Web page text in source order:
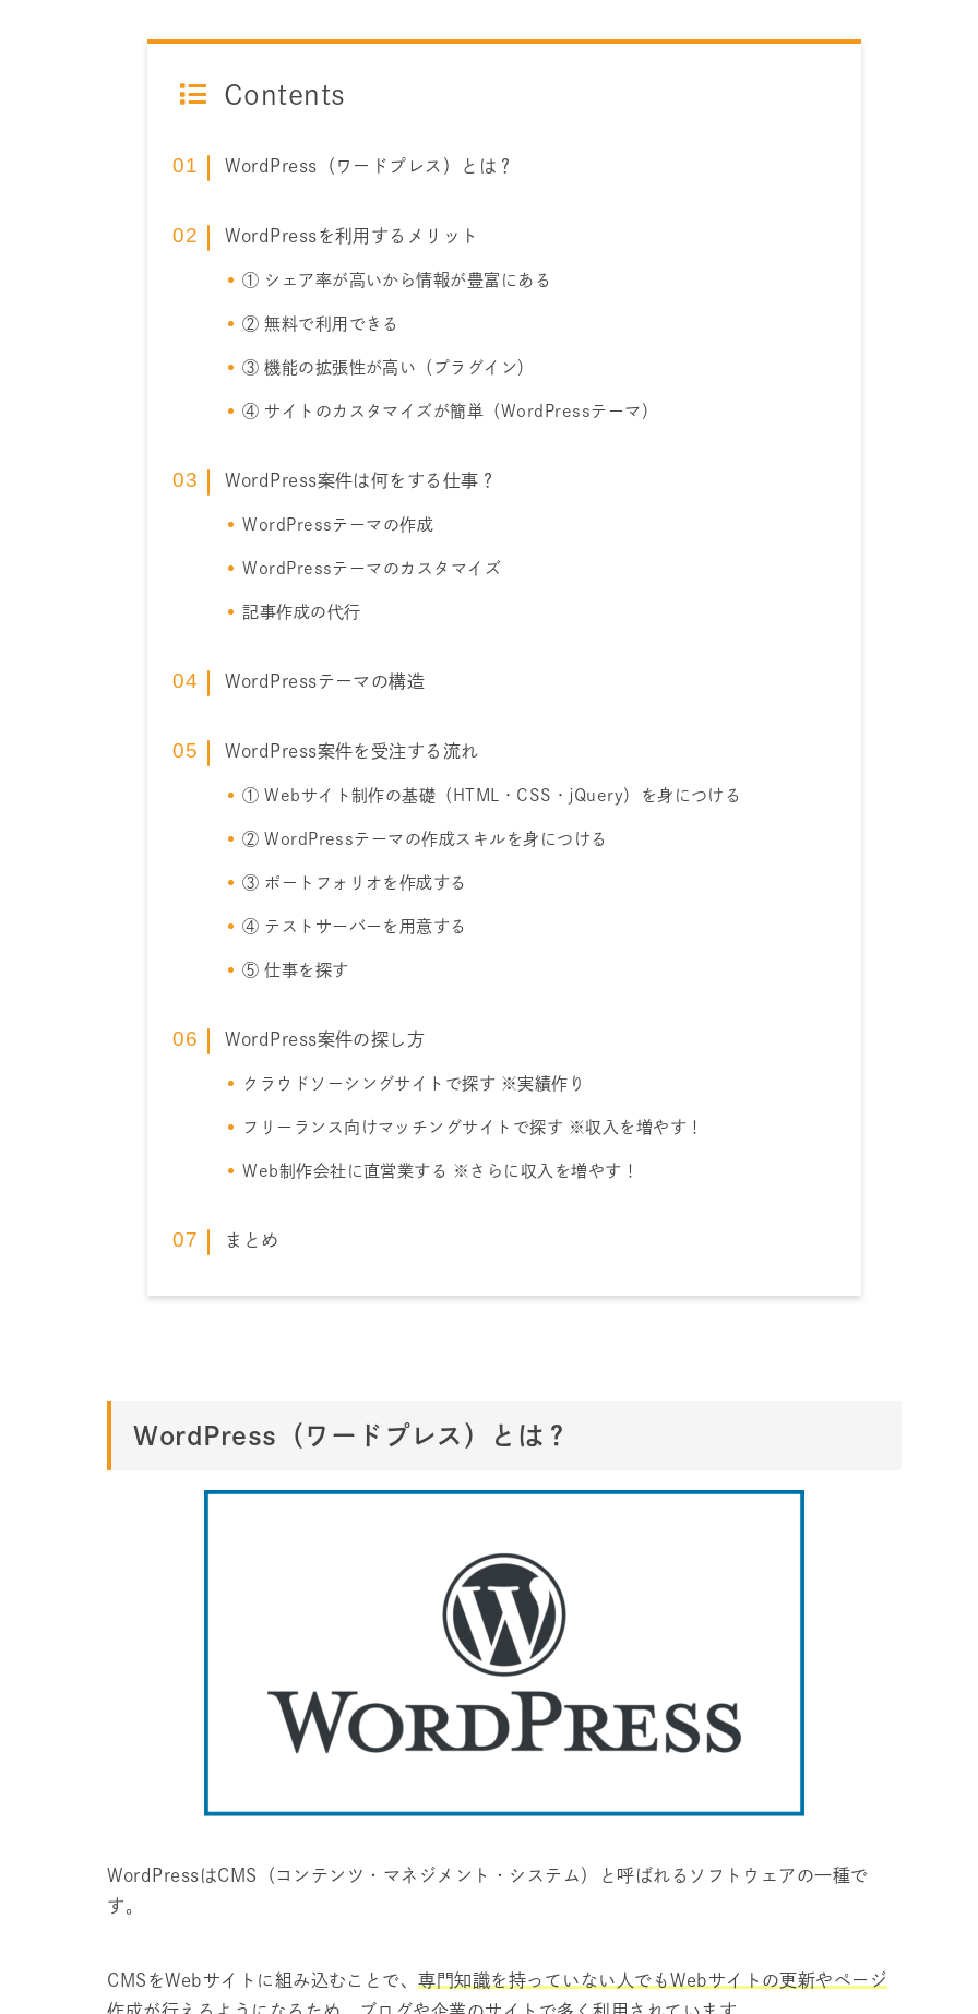
Contents
WordPress（ワードプレス）とは？
WordPressを利用するメリット
① シェア率が高いから情報が豊富にある
② 無料で利用できる
③ 機能の拡張性が高い（プラグイン）
④ サイトのカスタマイズが簡単（WordPressテーマ）
WordPress案件は何をする仕事？
WordPressテーマの作成
WordPressテーマのカスタマイズ
記事作成の代行
WordPressテーマの構造
WordPress案件を受注する流れ
① Webサイト制作の基礎（HTML・CSS・jQuery）を身につける
② WordPressテーマの作成スキルを身につける
③ ポートフォリオを作成する
④ テストサーバーを用意する
⑤ 仕事を探す
WordPress案件の探し方
クラウドソーシングサイトで探す ※実績作り
フリーランス向けマッチングサイトで探す ※収入を増やす！
Web制作会社に直営業する ※さらに収入を増やす！
まとめ
WordPress（ワードプレス）とは？
WordPressはCMS（コンテンツ・マネジメント・システム）と呼ばれるソフトウェアの一種で
す。
CMSをWebサイトに組み込むことで、専門知識を持っていない人でもWebサイトの更新やページ
作成が行えるようになる ため、ブログや企業のサイトで多く利用されています。